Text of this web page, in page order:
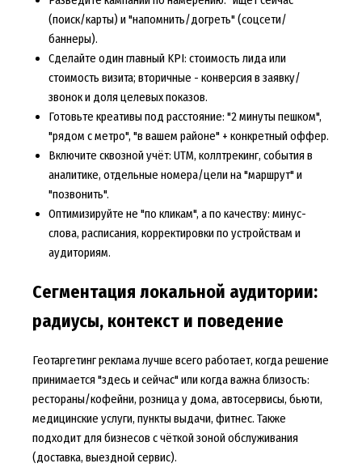
(поиск/карты) и "напомнить/догреть" (соцсети/
баннеры).
Сделайте один главный KPI: стоимость лида или
стоимость визита; вторичные - конверсия в заявку/
звонок и доля целевых показов.
Готовьте креативы под расстояние: "2 минуты пешком",
"рядом с метро", "в вашем районе" + конкретный оффер.
Включите сквозной учёт: UTM, коллтрекинг, события в
аналитике, отдельные номера/цели на "маршрут" и
"позвонить".
Оптимизируйте не "по кликам", а по качеству: минус-
слова, расписания, корректировки по устройствам и
аудиториям.
Сегментация локальной аудитории:
радиусы, контекст и поведение
Геотаргетинг реклама лучше всего работает, когда решение
принимается "здесь и сейчас" или когда важна близость:
рестораны/кофейни, розница у дома, автосервисы, бьюти,
медицинские услуги, пункты выдачи, фитнес. Также
подходит для бизнесов с чёткой зоной обслуживания
(доставка, выездной сервис).